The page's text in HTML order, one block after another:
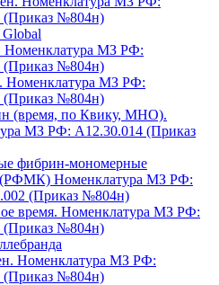
(Приказ №804н)
Номенклатура МЗ РФ:
(Приказ №804н)
Номенклатура МЗ РФ:
(Приказ №804н)
(время, по Квику, МНО).
МЗ РФ: A12.30.014 (Приказ
фибрин-мономерные
Номенклатура МЗ РФ:
(Приказ №804н)
время. Номенклатура МЗ РФ:
(Приказ №804н)
Номенклатура МЗ РФ:
(Приказ №804н)